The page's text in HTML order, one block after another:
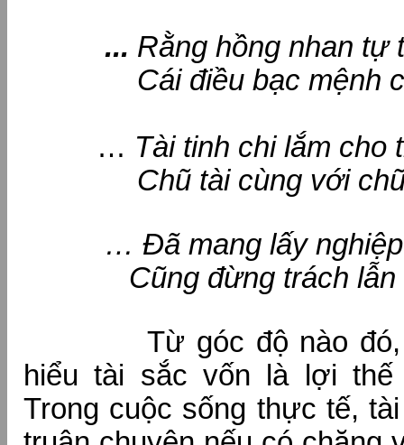
... Rằng hồng nhan tự
Cái điều bạc mệnh có
… Tài tinh chi lắm cho
Chũ tài cùng với chữ
… Đã mang lấy nghiệp
Cũng đừng trách lẫn
Từ góc độ nào đó,
hiểu tài sắc vốn là lợi
Trong cuộc sống thực tế,